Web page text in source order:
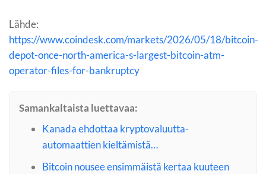
Lähde:
https://www.coindesk.com/markets/2026/05/18/bitcoin-
depot-once-north-america-s-largest-bitcoin-atm-
operator-files-for-bankruptcy
Samankaltaista luettavaa:
Kanada ehdottaa kryptovaluutta-
automaattien kieltämistä…
Bitcoin nousee ensimmäistä kertaa kuuteen